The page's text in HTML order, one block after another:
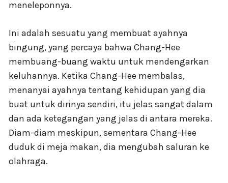
meneleponnya.
Ini adalah sesuatu yang membuat ayahnya
bingung, yang percaya bahwa Chang-Hee
membuang-buang waktu untuk mendengarkan
keluhannya. Ketika Chang-Hee membalas,
menanyai ayahnya tentang kehidupan yang dia
buat untuk dirinya sendiri, itu jelas sangat dalam
dan ada ketegangan yang jelas di antara mereka.
Diam-diam meskipun, sementara Chang-Hee
duduk di meja makan, dia mengubah saluran ke
olahraga.